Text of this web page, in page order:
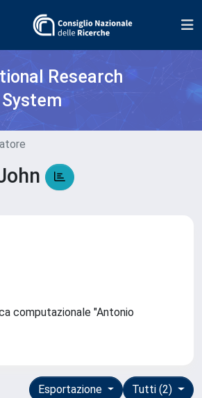
Research
computazionale "Antonio
Tutti (2)
Esportazione